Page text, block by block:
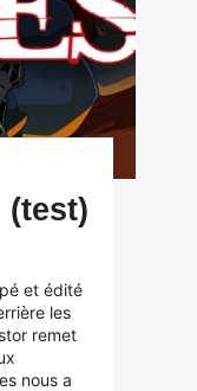
(test)
et édité
les
remet
nous a